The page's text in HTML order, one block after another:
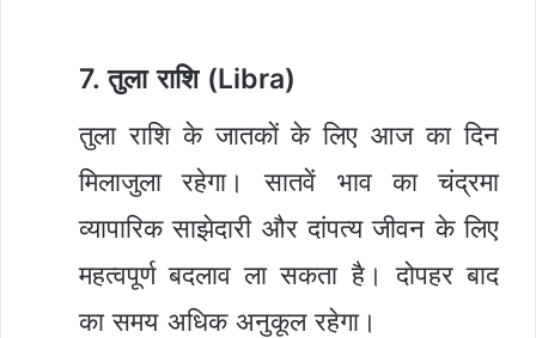
7. तुला राशि (Libra)
तुला राशि के जातकों के लिए आज का दिन
मिलाजुला रहेगा। सातवें भाव का चंद्रमा
व्यापारिक साझेदारी और दांपत्य जीवन के लिए
महत्वपूर्ण बदलाव ला सकता है। दोपहर बाद
का समय अधिक अनुकूल रहेगा।